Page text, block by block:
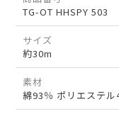
TG-OT HHSPY 503
サイズ
約30m
素材
綿93％ ポリエステ